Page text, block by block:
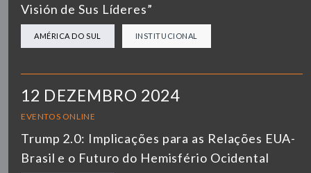
Visión de Sus Líderes”
AMÉRICA DO SUL INSTITUCIONAL
12 DEZEMBRO 2024
EVENTOS ONLINE
Trump 2.0: Implicações para as Relações EUA-
Brasil e o Futuro do Hemisfério Ocidental